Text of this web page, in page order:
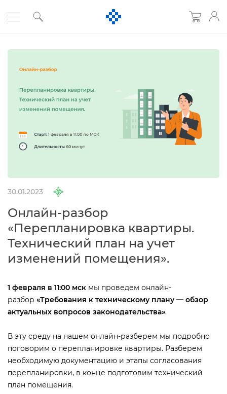
30.01.2023
Онлайн-разбор
«Перепланировка квартиры.
Технический план на учет
изменений помещения».
1 февраля в 11:00 мск мы проведем онлайн-
разбор «Требования к техническому плану — обзор
актуальных вопросов законодательства».
эту среду на нашем онлайн-разберем мы подробно
поговорим о перепланировке квартиры. Разберем
необходимую документацию и этапы согласования
перепланировки, в конце подготовим технический
план помещения.